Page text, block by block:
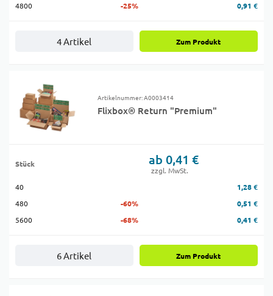
4800
-25% 0,91 €
4 Artikel Zum Produkt
Artikelnummer: A0003414
Flixbox® Return "Premium"
Stück ab 0,41 €
zzgl. MwSt.
40
1,28 €
480
-60%
0,51 €
5600
-68% 0,41 €
6 Artikel Zum Produkt